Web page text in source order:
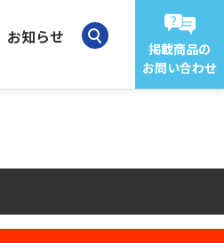
お知らせ
掲載商品の
お問い合わせ